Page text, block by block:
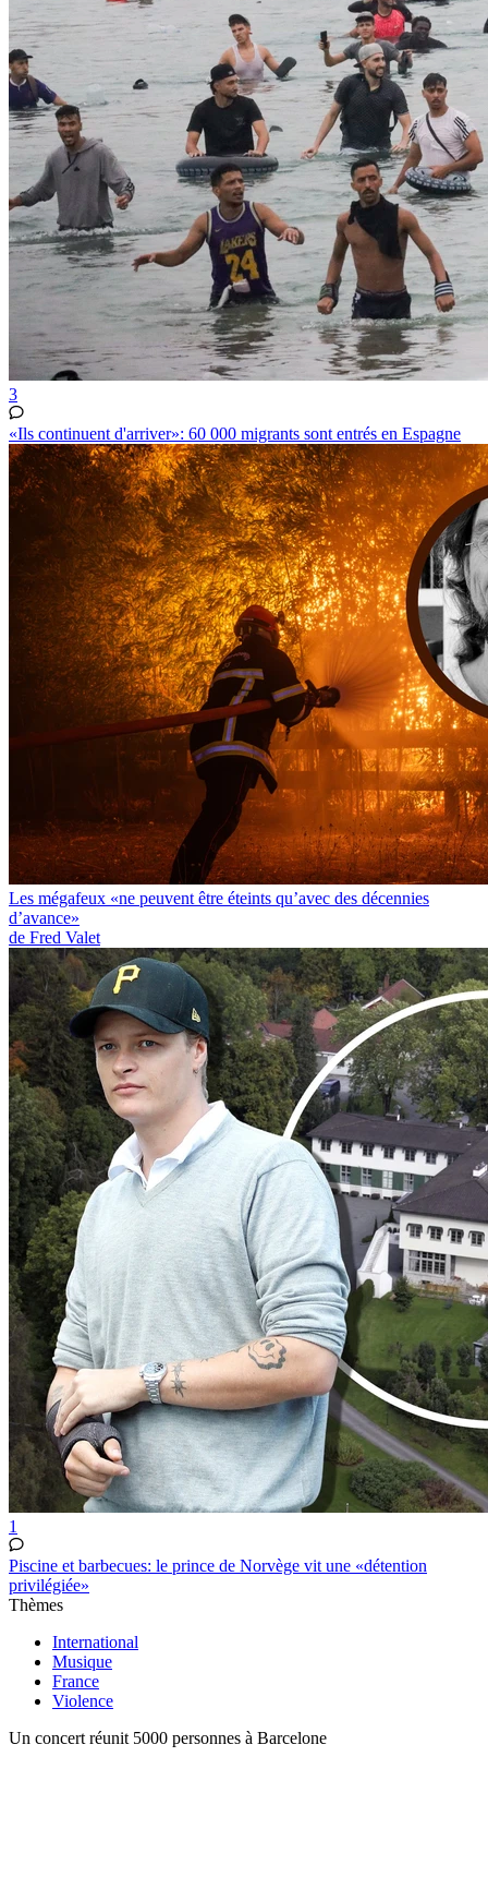
3
«Ils continuent d'arriver»: 60 000 migrants sont entrés en Espagne
Les mégafeux «ne peuvent être éteints qu’avec des décennies
d’avance»
de Fred Valet
1
Piscine et barbecues: le prince de Norvège vit une «détention
privilégiée»
Thèmes
International
Musique
France
Violence
Un concert réunit 5000 personnes à Barcelone